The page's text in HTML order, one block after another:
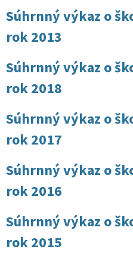
Súhrnný výkaz o
rok 2013
Súhrnný výkaz o
rok 2018
Súhrnný výkaz o
rok 2017
Súhrnný výkaz o
rok 2016
Súhrnný výkaz o
rok 2015